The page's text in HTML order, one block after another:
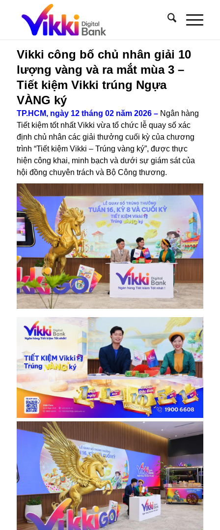
Vikki công bố chủ nhân giải 10
lượng vàng và ra mắt mùa 3 –
Tiết kiệm Vikki trúng Ngựa
VÀNG ký
TP.HCM, ngày 12 tháng 02 năm 2026 –Ngân hàng
Tiết kiệm tốt nhất Vikki vừa tổ chức lễ quay số xác
định chủ nhân các giải thưởng cuối kỳ của chương
trình “Tiết kiệm Vikki – Trúng vàng ký”, được thực
hiện công khai, minh bạch và dưới sự giám sát của
hội đồng chuyên trách và Bộ Công thương.